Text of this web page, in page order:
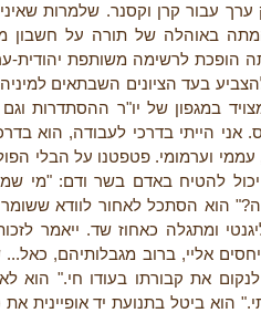
עבור קרן וקסנר. שלמרות
באוהלה של תורה על חשבון
הופכת לרשימה משותפת יהודית-
בעד הציונים השבתאים
במגפון של יו"ר ההסתדרות
אני הייתי בדרכי לעבודה, הוא
עממי וערמומי. פטפטנו על הבלי
יכול להטיח באדם בשר ודם: "מי
הוא הסתכל לאחור לוודא
ומתגלה כאחוז שד. ייאמר
אליי, ברוב מגבלותיהם,
את קבורתו בעודו חי." הוא
הוא ביטל בתנועת יד